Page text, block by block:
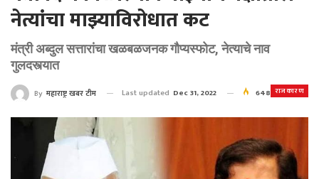
नेत्यांचा माझ्याविरोधात कट
मंत्री अब्दुल सत्तारांचा खळबळजनक गौप्यस्फोट, नेत्याचे नाव
गुलदस्त्यात
राजकारण
By महाराष्ट्र खबर टीम Last updated Dec 31, 2022 648